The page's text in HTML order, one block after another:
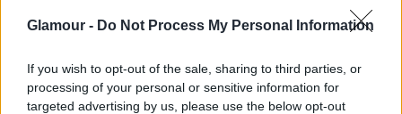
Glamour - Do Not Process My Personal Information
If you wish to opt-out of the sale, sharing to third parties, or
processing of your personal or sensitive information for
targeted advertising by us, please use the below opt-out
The Weeknd dalt ír Selena Gomezről, és még a